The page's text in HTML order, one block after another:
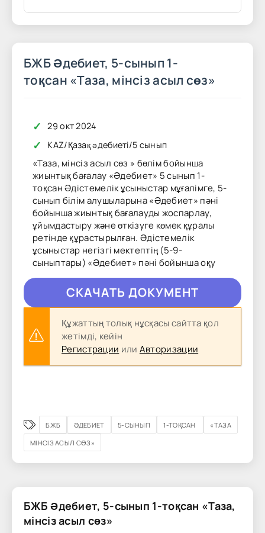
БЖБ Әдебиет, 5-сынып 1-
тоқсан «Таза, мінсіз асыл сөз»
✓ 29 окт 2024
✓ KAZ/Қазақ әдебиеті/5 сынып
«Таза, мінсіз асыл сөз » бөлім бойынша
жиынтық бағалау «Әдебиет» 5 сынып 1-
тоқсан Әдістемелік ұсыныстар мұғалімге, 5-
сынып білім алушыларына «Әдебиет» пәні
бойынша жиынтық бағалауды жоспарлау,
ұйымдастыру және өткізуге көмек құралы
ретінде құрастырылған. Әдістемелік
ұсыныстар негізгі мектептің (5-9-
сыныптары) «Әдебиет» пәні бойынша оқу
CКAЧAТЬ ДОКУМЕНТ
Құжаттың толық нұсқасы сайтта қол
жетімді, кейін
Регистрации или Авторизации
БЖБ ӘДЕБИЕТ 5-СЫНЫП 1-ТОҚСАН
«ТАЗА
МІНСІЗ АСЫЛ СӨЗ»
БЖБ Әдебиет, 5-сынып 1-тоқсан «Таза,
мінсіз асыл сөз»